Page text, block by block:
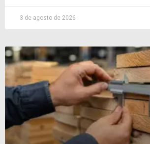
3 de agosto de 2026